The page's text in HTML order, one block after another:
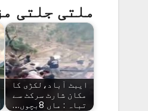
ملتی جلتی
ایبٹ آباد،لکڑی کا
مکان شارٹ سرکٹ سے
تباہ : ماں 8بچوں…